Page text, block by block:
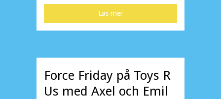
Läs mer
Force Friday på Toys R
Us med Axel och Emil